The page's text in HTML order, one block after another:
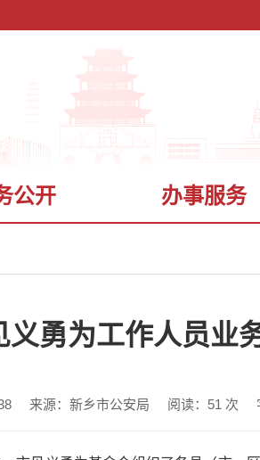
公开 办事服务
义勇为工作人员业
来源：新乡市公安局 阅读： 51 次